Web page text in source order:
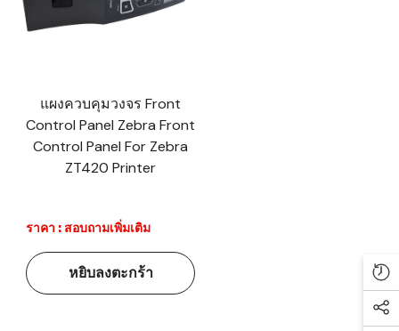
แผงควบคุมวงจร Front
Control Panel Zebra Front
Control Panel For Zebra
ZT420 Printer
ราคา : สอบถามเพิ่มเติม
หยิบลงตะกร้า